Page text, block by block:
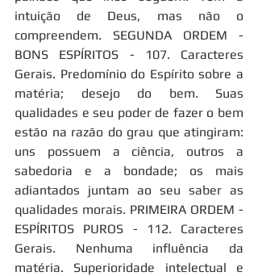
intuição de Deus, mas não o
compreendem. SEGUNDA ORDEM -
BONS ESPÍRITOS - 107. Caracteres
Gerais. Predomínio do Espírito sobre a
matéria; desejo do bem. Suas
qualidades e seu poder de fazer o bem
estão na razão do grau que atingiram:
uns possuem a ciência, outros a
sabedoria e a bondade; os mais
adiantados juntam ao seu saber as
qualidades morais. PRIMEIRA ORDEM -
ESPÍRITOS PUROS - 112. Caracteres
Gerais. Nenhuma influência da
matéria. Superioridade intelectual e